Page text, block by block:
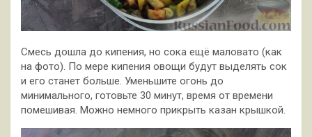
Смесь дошла до кипения, но сока ещё маловато (как
на фото). По мере кипения овощи будут выделять сок
и его станет больше. Уменьшите огонь до
минимального, готовьте 30 минут, время от времени
помешивая. Можно немного прикрыть казан крышкой.